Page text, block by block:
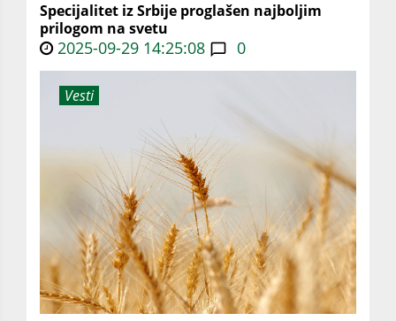
Specijalitet iz Srbije proglašen najboljim
prilogom na svetu
2025-09-29 14:25:08 0
Vesti